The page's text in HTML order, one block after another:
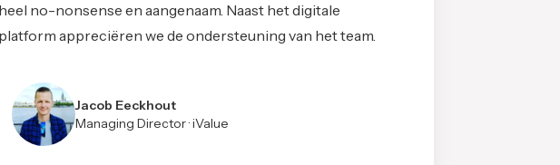
heel no-nonsense en aangenaam. Naast het digitale
platform appreciëren we de ondersteuning van het team.
Jacob Eeckhout
Managing Director · iValue